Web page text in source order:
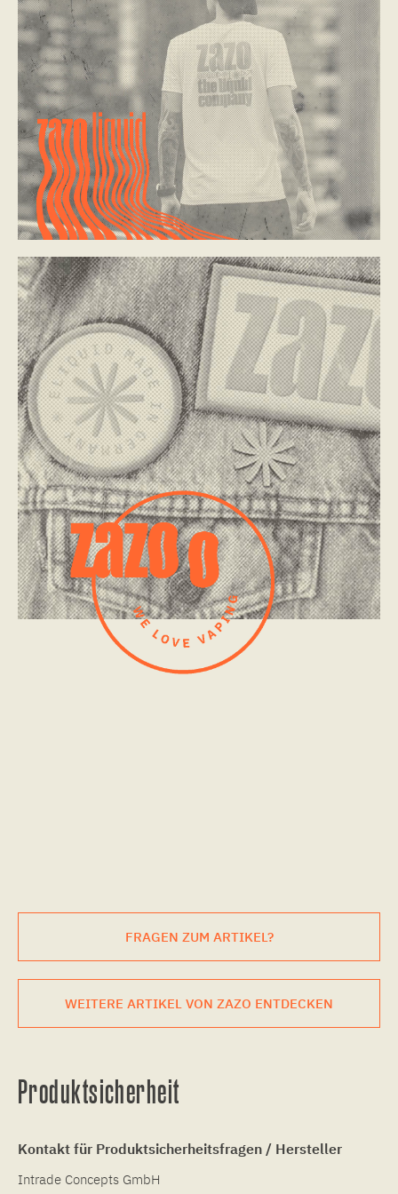
FRAGEN ZUM ARTIKEL?
WEITERE ARTIKEL VON ZAZO ENTDECKEN
Produktsicherheit
Kontakt für Produktsicherheitsfragen / Hersteller
Intrade Concepts GmbH